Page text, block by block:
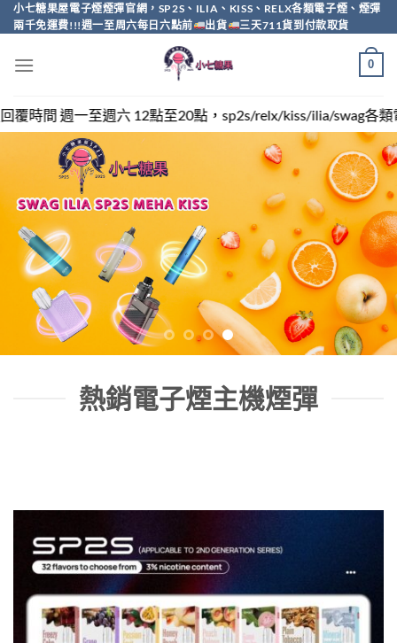
Skip
to
小七糖果屋電子煙煙彈官網，SP2S、ILIA、KISS、RELX各類電子煙、煙彈
兩千免運費!!!週一至周六每日六點前
出貨 三天711貨到付款取貨
0
至20點，sp2s/relx/kiss/ilia/swag各類電子煙煙彈買越多越便
熱銷電子煙主機煙彈